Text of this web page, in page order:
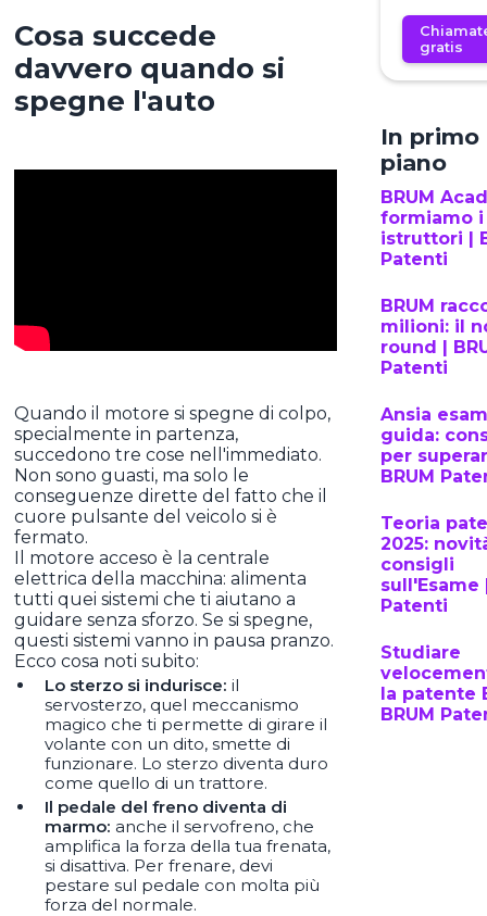
Cosa succede
davvero quando si
spegne l'auto
Quando il motore si spegne di colpo,
specialmente in partenza,
succedono tre cose nell'immediato.
Non sono guasti, ma solo le
conseguenze dirette del fatto che il
cuore pulsante del veicolo si è
fermato.
Il motore acceso è la centrale
elettrica della macchina: alimenta
tutti quei sistemi che ti aiutano a
guidare senza sforzo. Se si spegne,
questi sistemi vanno in pausa pranzo.
Ecco cosa noti subito:
Lo sterzo si indurisce: il
servosterzo, quel meccanismo
magico che ti permette di girare il
volante con un dito, smette di
funzionare. Lo sterzo diventa duro
come quello di un trattore.
Il pedale del freno diventa di
marmo: anche il servofreno, che
amplifica la forza della tua frenata,
si disattiva. Per frenare, devi
pestare sul pedale con molta più
forza del normale.
gratis
In primo
piano
BRUM
formiamo
istruttori |
Patenti
BRUM
milioni: il
round |
Patenti
Ansia
guida:
per
BRUM
Teoria
2025:
consigli
sull'Esame
Patenti
Studiare
la patente
BRUM